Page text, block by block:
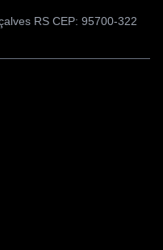
RS CEP: 95700-322